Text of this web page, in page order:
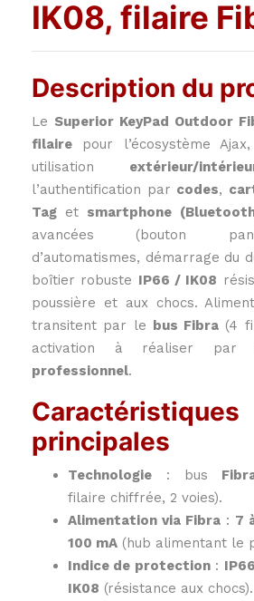
IK08, filaire
Description du
Le Superior KeyPad Outdoor
filaire pour l’écosystème
utilisation extérieur/
l’authentification par codes,
Tag et smartphone
avancées (bouton
d’automatismes, démarrage du
boîtier robuste IP66 / IK08
poussière et aux chocs.
transitent par le bus Fibra (4
activation à réaliser
professionnel.
Caractéristiques
principales
Technologie : bus
filaire chiffrée, 2 voies).
Alimentation via Fibra : 7
100 mA (hub alimentant le
Indice de protection: IP66
IK08 (résistance aux chocs).